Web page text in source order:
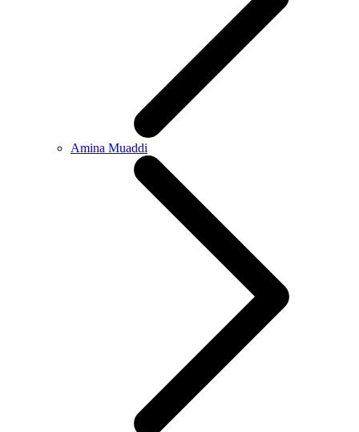
Amina Muaddi